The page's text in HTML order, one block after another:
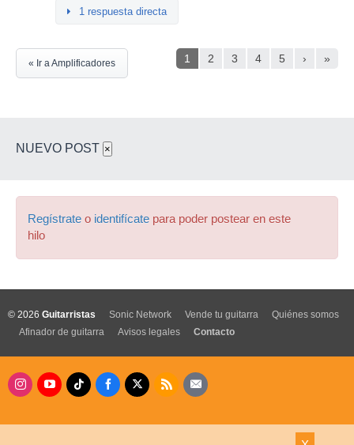
1 respuesta directa
1 2 3 4 5 › »
« Ir a Amplificadores
NUEVO POST ×
Regístrate o identifícate para poder postear en este
hilo
© 2026 Guitarristas Sonic Network Vende tu guitarra
Quiénes somos
Afinador de guitarra
Avisos legales Contacto